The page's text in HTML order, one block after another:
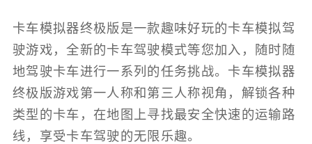
卡车模拟器终极版是一款趣味好玩的卡车模拟驾
驶游戏，全新的卡车驾驶模式等您加入，随时随
地驾驶卡车进行一系列的任务挑战。卡车模拟器
终极版游戏第一人称和第三人称视角，解锁各种
类型的卡车，在地图上寻找最安全快速的运输路
线，享受卡车驾驶的无限乐趣。